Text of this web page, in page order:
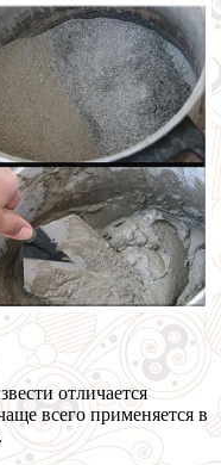
отличается
всего применяется в